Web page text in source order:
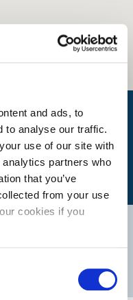
and ads, to
to analyse our traffic.
use of our site with
partners who
that you’ve
from your use
cookies if you